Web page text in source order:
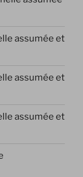
assumée et
assumée et
assumée et